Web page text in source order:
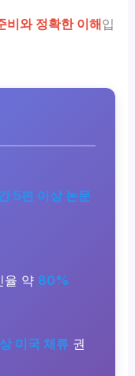
비와 정확한 이해입
5편 이상 논문
율 약 80%
미국 체류 권